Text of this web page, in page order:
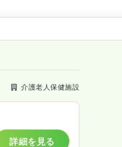
介護老人保健施設
詳細を見る